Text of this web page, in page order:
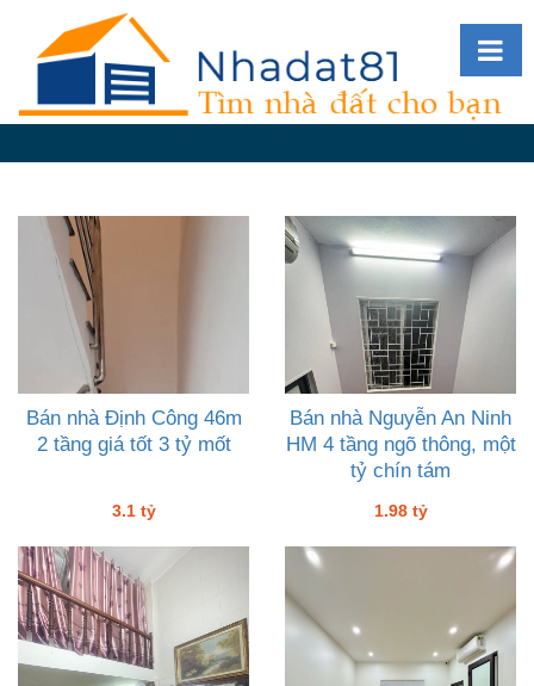
đàn
Giới
Tin
nhà
videos
kiếm
Đăng
Bán nhà Định Công 46m
2 tầng giá tốt 3 tỷ mốt
3.1 tỷ
Bán nhà Nguyễn An Ninh
HM 4 tầng ngõ thông, một
tỷ chín tám
1.98 tỷ